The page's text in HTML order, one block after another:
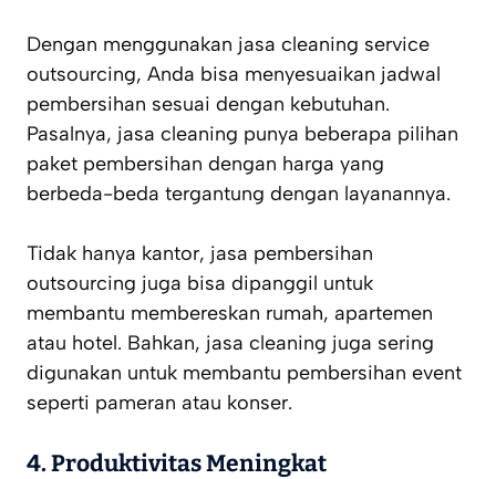
Dengan menggunakan jasa cleaning service
outsourcing, Anda bisa menyesuaikan jadwal
pembersihan sesuai dengan kebutuhan.
Pasalnya, jasa cleaning punya beberapa pilihan
paket pembersihan dengan harga yang
berbeda-beda tergantung dengan layanannya.
Tidak hanya kantor, jasa pembersihan
outsourcing juga bisa dipanggil untuk
membantu membereskan rumah, apartemen
atau hotel. Bahkan, jasa cleaning juga sering
digunakan untuk membantu pembersihan event
seperti pameran atau konser.
4.Produktivitas Meningkat